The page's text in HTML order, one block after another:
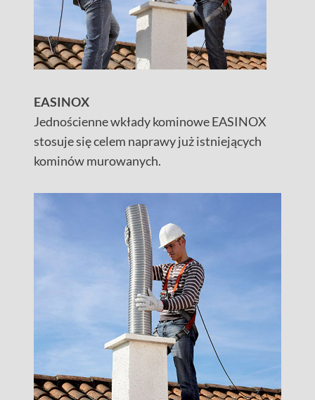
EASINOX
Jednościenne wkłady kominowe EASINOX
stosuje się celem naprawy już istniejących
kominów murowanych.